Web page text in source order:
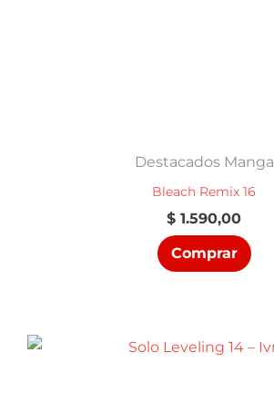
Destacados Manga
Bleach Remix 16
$ 1.590,00
Comprar